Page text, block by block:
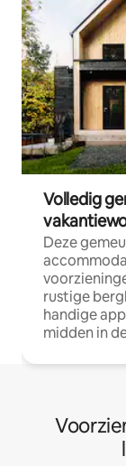
Volledig
Deze
rustige
handige
midden in